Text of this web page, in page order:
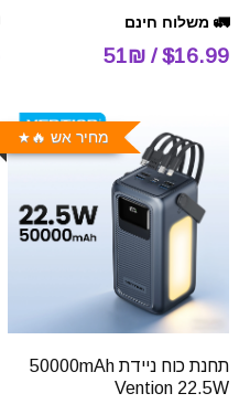
🚛 משלוח חינם
$16.99 / 51₪
מחיר אש 🔥
תחנת כוח ניידת 50000mAh
Vention 22.5W